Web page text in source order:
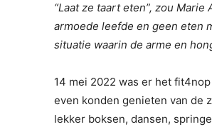
“Laat ze taart eten”, zou
armoede leefde en geen eten
situatie waarin de arme en
14 mei 2022 was er het
even konden genieten van de
lekker boksen, dansen,